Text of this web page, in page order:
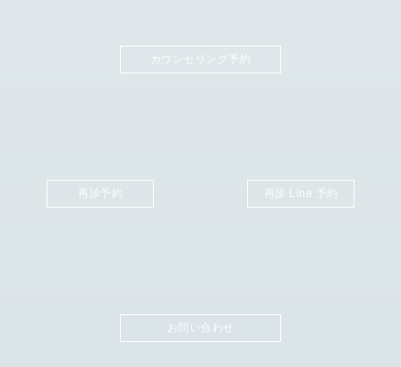
カウンセリング予約
再診予約 再診 Line 予約
お問い合わせ